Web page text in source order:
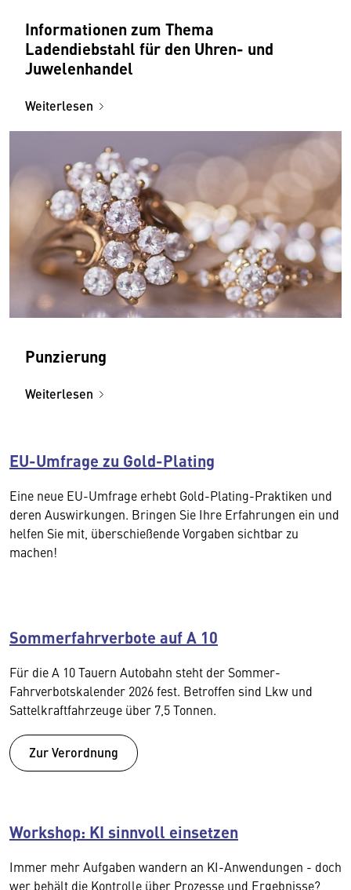
Informationen zum Thema
Ladendiebstahl für den Uhren- und
Juwelenhandel
Weiterlesen
Punzierung
Weiterlesen
EU-Umfrage zu Gold-Plating
Eine neue EU-Umfrage erhebt Gold-Plating-Praktiken und
deren Auswirkungen. Bringen Sie Ihre Erfahrungen ein und
helfen Sie mit, überschießende Vorgaben sichtbar zu
machen!
Sommerfahrverbote auf A 10
Für die A 10 Tauern Autobahn steht der Sommer-
Fahrverbotskalender 2026 fest. Betroffen sind Lkw und
Sattelkraftfahrzeuge über 7,5 Tonnen.
Zur Verordnung
Workshop: KI sinnvoll einsetzen
Immer mehr Aufgaben wandern an KI-Anwendungen - doch
wer behält die Kontrolle über Prozesse und Ergebnisse?